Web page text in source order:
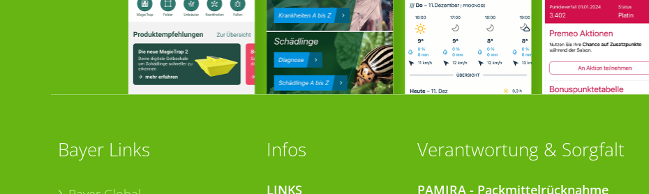
Bayer Links Infos
LINKS
Verantwortung & Sorgfalt
PAMIRA - Packmittelrücknahme